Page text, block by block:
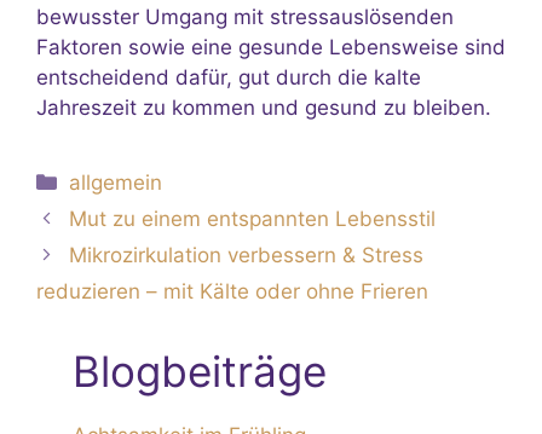
bewusster Umgang mit stressauslösenden
Faktoren sowie eine gesunde Lebensweise sind
entscheidend dafür, gut durch die kalte
Jahreszeit zu kommen und gesund zu bleiben.
Kategorien
allgemein
Mut zu einem entspannten Lebensstil
Mikrozirkulation verbessern & Stress
reduzieren – mit Kälte oder ohne Frieren
Blog­beiträge